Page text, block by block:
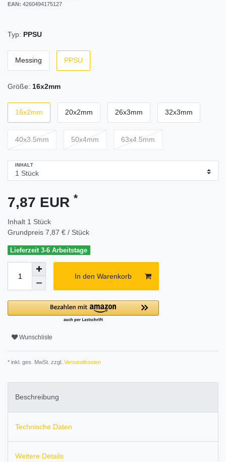
EAN: 4260494175127
Typ: PPSU
Messing PPSU
Größe: 16x2mm
16x2mm 20x2mm 26x3mm 32x3mm
40x3.5mm 50x4mm 63x4.5mm
INHALT
7,87 EUR *
Inhalt 1 Stück
Grundpreis 7,87 € / Stück
Lieferzeit 3-6 Arbeitstage
In den Warenkorb
Wunschliste
* inkl. ges. MwSt. zzgl. Versandkosten
Beschreibung
Technische Daten
Weitere Details